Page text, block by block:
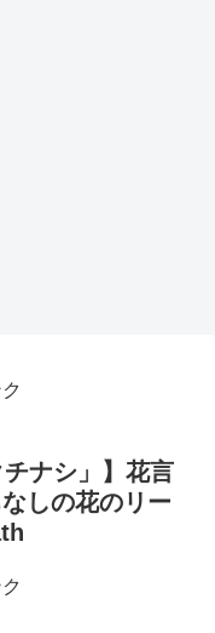
チナシ」】花言
しの花のリー